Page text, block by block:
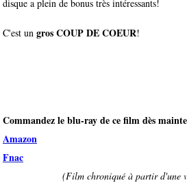
disque a plein de bonus très intéressants!
C'est un gros COUP DE COEUR!
Commandez le blu-ray de ce film dès
Amazon
Fnac
(Film chroniqué à partir d'une